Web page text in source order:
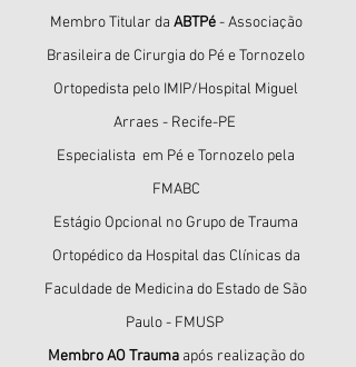
Membro Titular da ABTPé- Associação
Brasileira de Cirurgia do Pé e Tornozelo
Ortopedista pelo IMIP/Hospital Miguel
Arraes - Recife-PE
Especialista em Pé e Tornozelo pela
FMABC
Estágio Opcional no Grupo de Trauma
Ortopédico da Hospital das Clínicas da
Faculdade de Medicina do Estado de São
Paulo - FMUSP
Membro AO Traumaapós realização do